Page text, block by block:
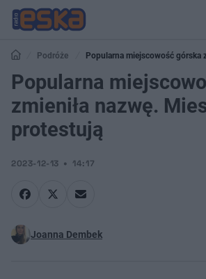
Podróże
Popularna miejscowość górska
protestują
Popularna
zmieniła nazwę.
protestują
2023-12-13 14:17
Joanna Dembek